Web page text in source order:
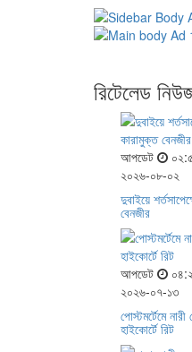
রিটেলেড
আপডেট
২০২৬-০৮-০২
দুবাইয়ে
বেনজীর
আপডেট
২০২৬-০৭-১৩
পোস্টমর্টেমে
হাইকোর্টে রিট